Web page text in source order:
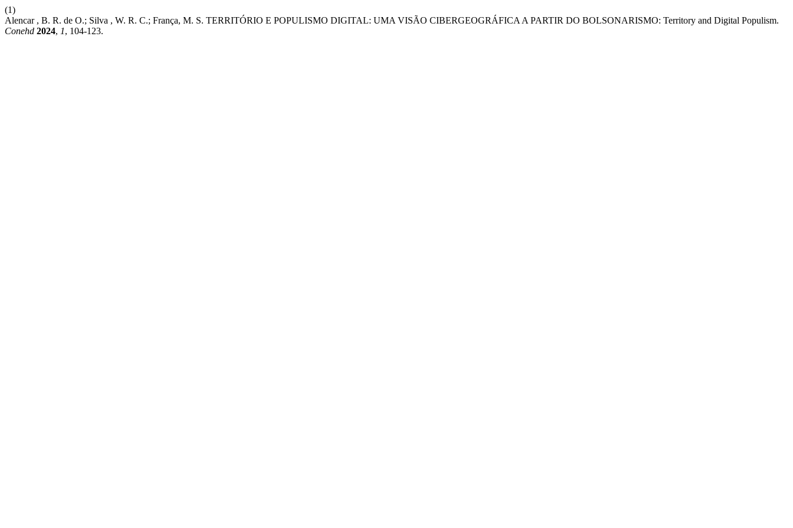
(1)
Alencar , B. R. de O.; Silva , W. R. C.; França, M. S. TERRITÓRIO E POPULISMO DIGITAL: UMA VISÃO CIBERGEOGRÁFICA A PARTIR DO BOLSONARISMO: Territory and Digital Populism.
Conehd 2024, 1, 104-123.